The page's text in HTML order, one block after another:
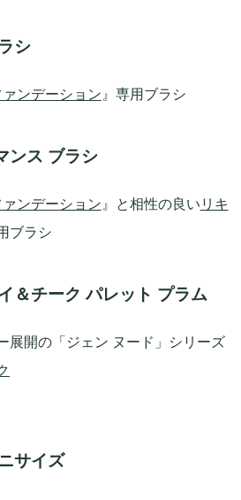
シ
ァンデーション 』専用ブラシ
ンス ブラシ
ァンデーション 』と相性の良い リキ
ブラシ
＆チーク パレット プラム
展開の「ジェン ヌード」シリーズ
サイズ